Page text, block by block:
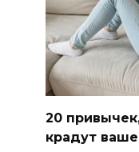
20
крадут